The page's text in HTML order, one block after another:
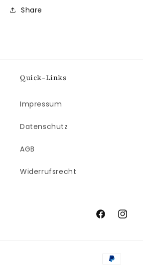
Share
Quick-Links
Impressum
Datenschutz
AGB
Widerrufsrecht
Facebook